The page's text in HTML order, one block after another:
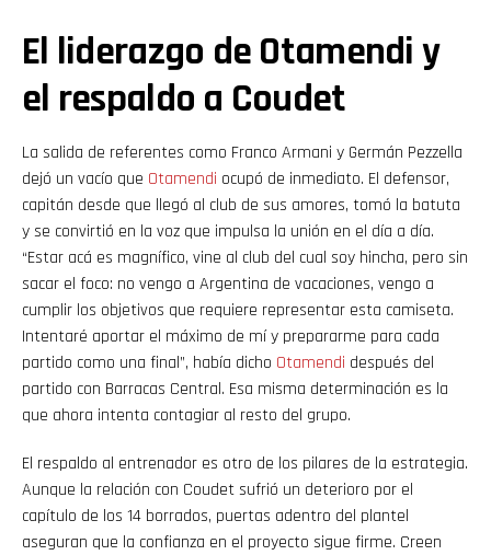
El liderazgo de Otamendi y
el respaldo a Coudet
La salida de referentes como Franco Armani y Germán Pezzella
dejó un vacío que Otamendi ocupó de inmediato. El defensor,
capitán desde que llegó al club de sus amores, tomó la batuta
y se convirtió en la voz que impulsa la unión en el día a día.
“Estar acá es magnífico, vine al club del cual soy hincha, pero sin
sacar el foco: no vengo a Argentina de vacaciones, vengo a
cumplir los objetivos que requiere representar esta camiseta.
Intentaré aportar el máximo de mí y prepararme para cada
partido como una final”, había dicho Otamendi después del
partido con Barracas Central. Esa misma determinación es la
que ahora intenta contagiar al resto del grupo.
El respaldo al entrenador es otro de los pilares de la estrategia.
Aunque la relación con Coudet sufrió un deterioro por el
capítulo de los 14 borrados, puertas adentro del plantel
aseguran que la confianza en el proyecto sigue firme. Creen